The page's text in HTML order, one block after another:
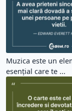
Muzica este un
esențial care te ...